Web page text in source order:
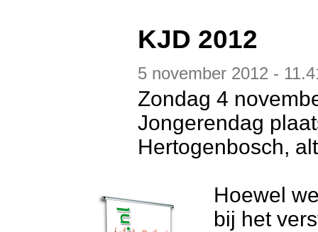
KJD 2012
5 november 2012 -
Zondag 4
Jongerendag
Hertogenbosch,
Hoewel
bij het